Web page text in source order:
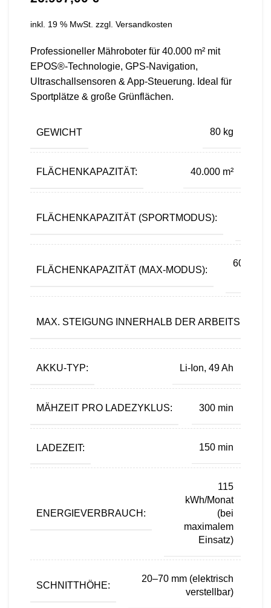
inkl. 19 % MwSt. zzgl. Versandkosten
Professioneller Mähroboter für 40.000 m² mit
EPOS®-Technologie, GPS-Navigation,
Ultraschallsensoren & App-Steuerung. Ideal für
Sportplätze & große Grünflächen.
GEWICHT 80 kg
FLÄCHENKAPAZITÄT: 40.000 m²
FLÄCHENKAPAZITÄT (SPORTMODUS):
FLÄCHENKAPAZITÄT (MAX-MODUS):
60.000
MAX. STEIGUNG INNERHALB DER
AKKU-TYP: Li-Ion, 49 Ah
MÄHZEIT PRO LADEZYKLUS: 300 min
LADEZEIT: 150 min
ENERGIEVERBRAUCH:
115
kWh/Monat
(bei
maximalem
Einsatz)
SCHNITTHÖHE:
20–70 mm (elektrisch
verstellbar)